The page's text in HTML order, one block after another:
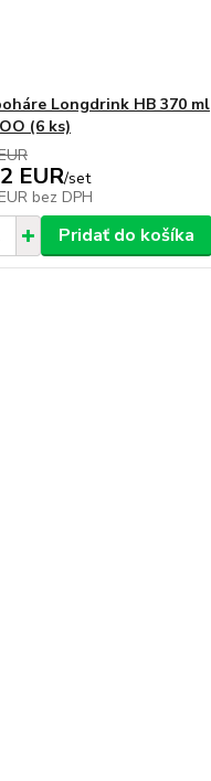
Longdrink HB 370 ml
(6 ks)
EUR/set
bez DPH
Pridať do košíka